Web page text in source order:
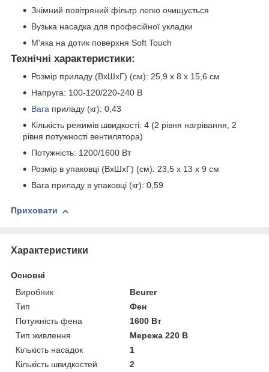
Знімний повітряний фільтр легко очищується
Вузька насадка для професійної укладки
М'яка на дотик поверхня Soft Touch
Технічні характеристики:
Розмір приладу (ВхШхГ) (см): 25,9 x 8 x 15,6 см
Напруга: 100-120/220-240 В
Вага приладу (кг): 0,43
Кількість режимів швидкості: 4 (2 рівня нагрівання, 2
рівня потужності вентилятора)
Потужність: 1200/1600 Вт
Розмір в упаковці (ВхШхГ) (см): 23,5 х 13 х 9 см
Вага приладу в упаковці (кг): 0,59
Приховати
Характеристики
Основні
Виробник
Beurer
Тип
Фен
Потужність фена
1600 Вт
Тип живлення
Мережа 220 В
Кількість насадок
1
Кількість швидкостей
2